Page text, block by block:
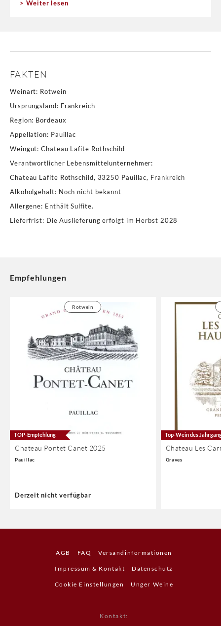
Weiter lesen
FAKTEN
Weinart: Rotwein
Ursprungsland: Frankreich
Region: Bordeaux
Appellation: Pauillac
Weingut: Chateau Lafite Rothschild
Verantwortlicher Lebensmittelunternehmer:
Chateau Lafite Rothschild, 33250 Pauillac, Frankreich
Alkoholgehalt: Noch nicht bekannt
Allergene: Enthält Sulfite.
Lieferfrist: Die Auslieferung erfolgt im Herbst 2028
Empfehlungen
Chateau Pontet Canet 2025
Pauillac
TOP-Empfehlung
Derzeit nicht verfügbar
Rotwein
Chateau Les
Graves
Top-Wein des
AGB FAQ Versandinformationen
Impressum & Kontakt Datenschutz
Cookie Einstellungen Unger Weine
Kontakt: